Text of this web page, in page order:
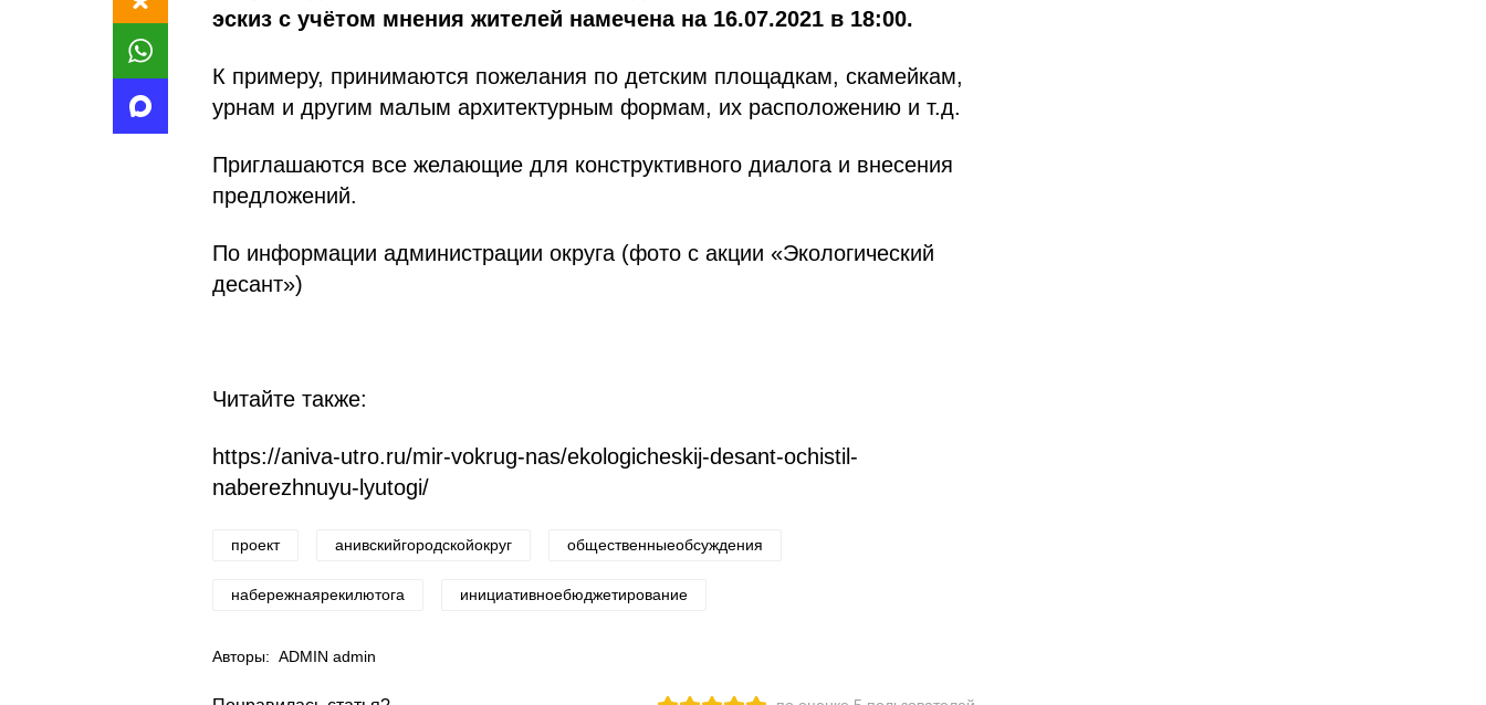
эскиз с учётом мнения жителей намечена на 16.07.2021 в 18:00.
К примеру, принимаются пожелания по детским площадкам, скамейкам,
урнам и другим малым архитектурным формам, их расположению и т.д.
Приглашаются все желающие для конструктивного диалога и внесения
предложений.
По информации администрации округа (фото с акции «Экологический
десант»)
https://aniva-utro.ru/mir-vokrug-nas/ekologicheskij-desant-ochistil-
naberezhnuyu-lyutogi/
проект анивскийгородскойокруг общественныеобсуждения
набережнаярекилютога инициативноебюджетирование
Авторы: ADMIN admin